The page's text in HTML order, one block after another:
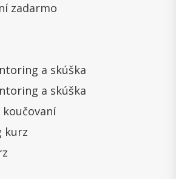
zadarmo
a skúška
a skúška
kurz